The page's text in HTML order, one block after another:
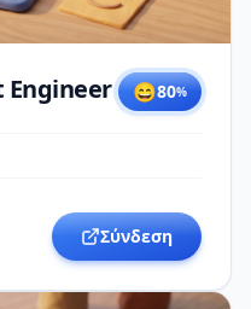
Engineer 😄80%
Σύνδεση